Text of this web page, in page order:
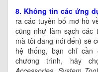
8. Không tin các ứng
ra các tuyên bố mơ hồ
cũng như làm sạch các
mà tôi đang nói đến) sẽ
hệ thống, bạn chỉ cần
chương trình, hãy